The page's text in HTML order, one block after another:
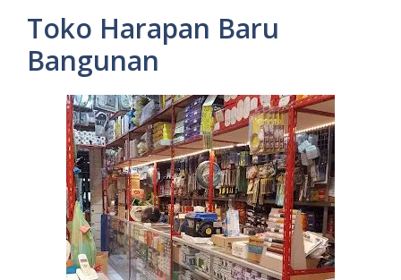
Toko Harapan Baru
Bangunan